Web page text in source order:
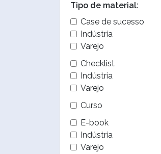
Tipo de material:
Case de sucesso
Indústria
Varejo
Checklist
Indústria
Varejo
Curso
E-book
Indústria
Varejo